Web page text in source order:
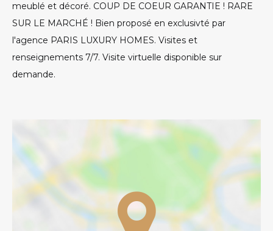
meublé et décoré. COUP DE COEUR GARANTIE ! RARE
SUR LE MARCHÉ ! Bien proposé en exclusivté par
l'agence PARIS LUXURY HOMES. Visites et
renseignements 7/7. Visite virtuelle disponible sur
demande.